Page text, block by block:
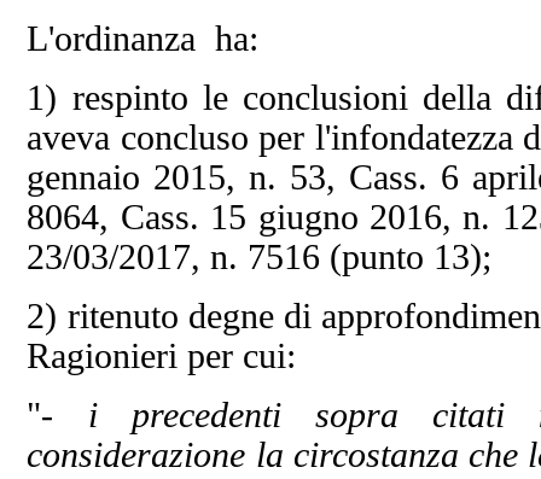
L'ordinanza ha:
1) respinto le conclusioni della
aveva concluso per l'infondatezza
gennaio 2015, n. 53, Cass. 6
8064, Cass. 15 giugno 2016, n.
23/03/2017, n. 7516 (punto 13);
2) ritenuto degne di
Ragionieri per cui:
"- i precedenti sopra citati
considerazione la circostanza